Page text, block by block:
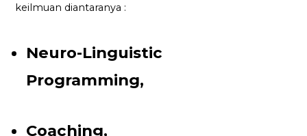
keilmuan diantaranya :
Neuro-Linguistic
Programming,
Coaching,